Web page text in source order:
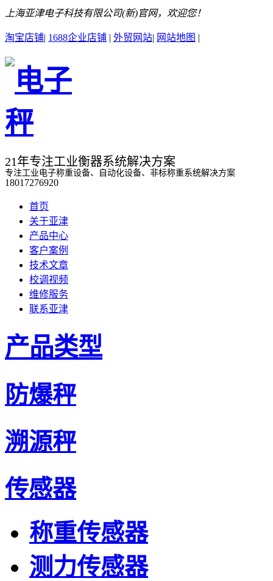
上海亚津电子科技有限公司(新)官网，欢迎您！
淘宝店铺| 1688企业店铺 | 外贸网站| 网站地图 |
21年专注工业衡器系统解决方案
专注工业电子称重设备、自动化设备、非标称重系统解决方案
18017276920
首页
关于亚津
产品中心
客户案例
技术文章
校调视频
维修服务
联系亚津
产品类型
防爆秤
溯源秤
传感器
称重传感器
测力传感器